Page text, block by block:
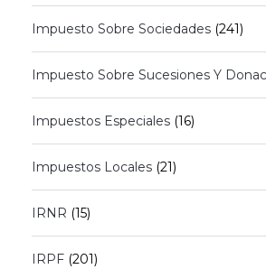
Impuesto Sobre Sociedades (241)
Impuesto Sobre Sucesiones Y
Impuestos Especiales (16)
Impuestos Locales (21)
IRNR (15)
IRPF (201)